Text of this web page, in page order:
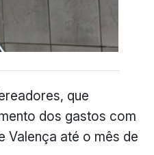
que
dos gastos com
Valença até o mês de